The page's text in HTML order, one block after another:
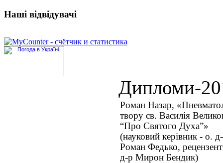
Наші відвідувачі
Дипломи-
Роман Назар,
твору св. Василія
“Про Святого Духа”»
(науковий керівник - о.
Роман Федько,
д-р Мирон Бендик)